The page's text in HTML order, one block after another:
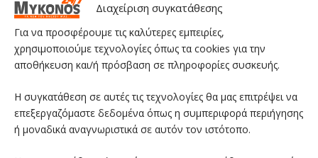
Διαχείριση συγκατάθεσης
Για να προσφέρουμε τις καλύτερες εμπειρίες,
χρησιμοποιούμε τεχνολογίες όπως τα cookies για την
αποθήκευση και/ή πρόσβαση σε πληροφορίες συσκευής.
Η συγκατάθεση σε αυτές τις τεχνολογίες θα μας επιτρέψει να
επεξεργαζόμαστε δεδομένα όπως η συμπεριφορά περιήγησης
ή μοναδικά αναγνωριστικά σε αυτόν τον ιστότοπο.